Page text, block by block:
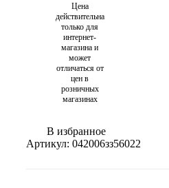
Цена
действительна
только для
интернет-
магазина и
может
отличаться от
цен в
розничных
магазинах
В избранное
Артикул: 042006зз56022